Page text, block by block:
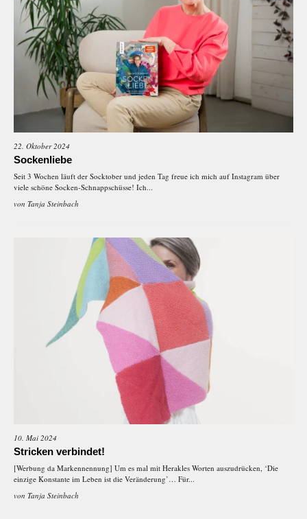
22. Oktober 2024
Sockenliebe
Seit 3 Wochen läuft der Socktober und jeden Tag freue ich mich auf Instagram über
viele schöne Socken-Schnappschüsse! Ich...
von Tanja Steinbach
10. Mai 2024
Stricken verbindet!
[Werbung da Markennennung] Um es mal mit Herakles Worten auszudrücken, ‘Die
einzige Konstante im Leben ist die Veränderung’… Für...
von Tanja Steinbach